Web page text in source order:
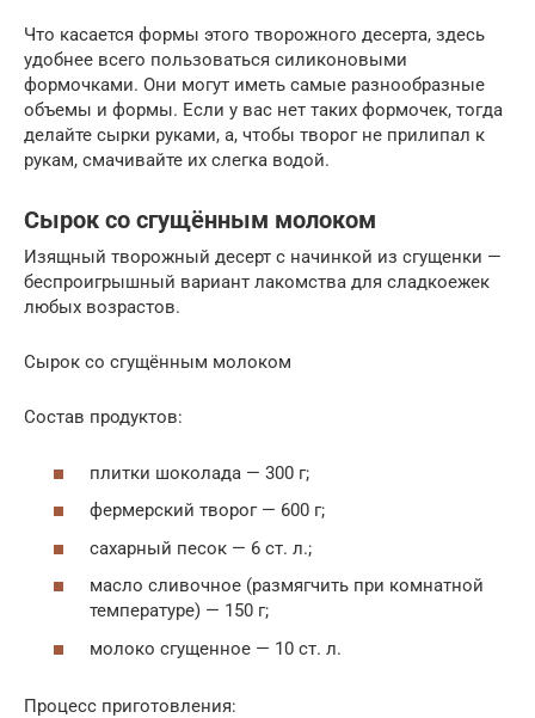
Что касается формы этого творожного десерта, здесь
удобнее всего пользоваться силиконовыми
формочками. Они могут иметь самые разнообразные
объемы и формы. Если у вас нет таких формочек, тогда
делайте сырки руками, а, чтобы творог не прилипал к
рукам, смачивайте их слегка водой.
Сырок со сгущённым молоком
Изящный творожный десерт с начинкой из сгущенки —
беспроигрышный вариант лакомства для сладкоежек
любых возрастов.
Сырок со сгущённым молоком
Состав продуктов:
плитки шоколада — 300 г;
фермерский творог — 600 г;
сахарный песок — 6 ст. л.;
масло сливочное (размягчить при комнатной
температуре) — 150 г;
молоко сгущенное — 10 ст. л.
Процесс приготовления: